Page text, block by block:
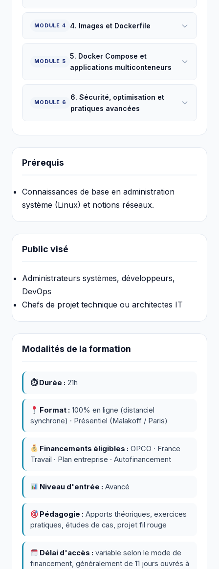
MODULE 4 4. Images et Dockerfile
MODULE 5
5. Docker Compose et
applications multiconteneurs
MODULE 6
6. Sécurité, optimisation et
pratiques avancées
Prérequis
Connaissances de base en administration
système (Linux) et notions réseaux.
Public visé
Administrateurs systèmes, développeurs,
DevOps
Chefs de projet technique ou architectes IT
Modalités de la formation
⏱ Durée : 21h
Format : 100% en ligne (distanciel
synchrone) · Présentiel (Malakoff / Paris)
Financements éligibles : OPCO · France
Travail · Plan entreprise · Autofinancement
Niveau d'entrée : Avancé
Pédagogie : Apports théoriques, exercices
pratiques, études de cas, projet fil rouge
Délai d'accès : variable selon le mode de
financement, généralement de 11 jours ouvrés à